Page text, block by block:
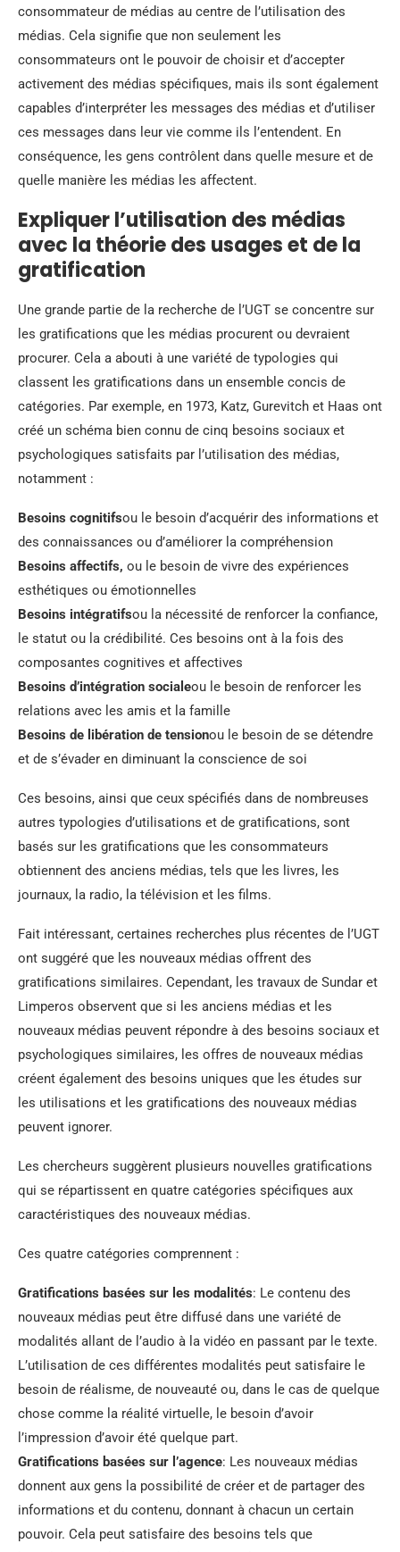
consommateur de médias au centre de l’utilisation des
médias. Cela signifie que non seulement les
consommateurs ont le pouvoir de choisir et d’accepter
activement des médias spécifiques, mais ils sont également
capables d’interpréter les messages des médias et d’utiliser
ces messages dans leur vie comme ils l’entendent. En
conséquence, les gens contrôlent dans quelle mesure et de
quelle manière les médias les affectent.
Expliquer l’utilisation des médias
avec la théorie des usages et de la
gratification
Une grande partie de la recherche de l’UGT se concentre sur
les gratifications que les médias procurent ou devraient
procurer. Cela a abouti à une variété de typologies qui
classent les gratifications dans un ensemble concis de
catégories. Par exemple, en 1973, Katz, Gurevitch et Haas ont
créé un schéma bien connu de cinq besoins sociaux et
psychologiques satisfaits par l’utilisation des médias,
notamment :
Besoins cognitifsou le besoin d’acquérir des informations et
des connaissances ou d’améliorer la compréhension
Besoins affectifs, ou le besoin de vivre des expériences
esthétiques ou émotionnelles
Besoins intégratifsou la nécessité de renforcer la confiance,
le statut ou la crédibilité. Ces besoins ont à la fois des
composantes cognitives et affectives
Besoins d’intégration socialeou le besoin de renforcer les
relations avec les amis et la famille
Besoins de libération de tensionou le besoin de se détendre
et de s’évader en diminuant la conscience de soi
Ces besoins, ainsi que ceux spécifiés dans de nombreuses
autres typologies d’utilisations et de gratifications, sont
basés sur les gratifications que les consommateurs
obtiennent des anciens médias, tels que les livres, les
journaux, la radio, la télévision et les films.
Fait intéressant, certaines recherches plus récentes de l’UGT
ont suggéré que les nouveaux médias offrent des
gratifications similaires. Cependant, les travaux de Sundar et
Limperos observent que si les anciens médias et les
nouveaux médias peuvent répondre à des besoins sociaux et
psychologiques similaires, les offres de nouveaux médias
créent également des besoins uniques que les études sur
les utilisations et les gratifications des nouveaux médias
peuvent ignorer.
Les chercheurs suggèrent plusieurs nouvelles gratifications
qui se répartissent en quatre catégories spécifiques aux
caractéristiques des nouveaux médias.
Ces quatre catégories comprennent :
Gratifications basées sur les modalités: Le contenu des
nouveaux médias peut être diffusé dans une variété de
modalités allant de l’audio à la vidéo en passant par le texte.
L’utilisation de ces différentes modalités peut satisfaire le
besoin de réalisme, de nouveauté ou, dans le cas de quelque
chose comme la réalité virtuelle, le besoin d’avoir
l’impression d’avoir été quelque part.
Gratifications basées sur l’agence: Les nouveaux médias
donnent aux gens la possibilité de créer et de partager des
informations et du contenu, donnant à chacun un certain
pouvoir. Cela peut satisfaire des besoins tels que